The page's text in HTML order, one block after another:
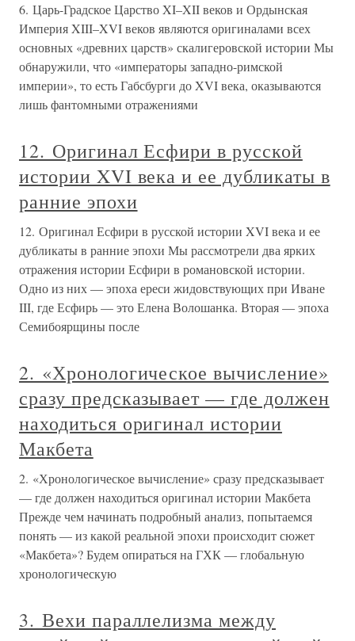
6. Царь-Градское Царство XI–XII веков и Ордынская
Империя XIII–XVI веков являются оригиналами всех
основных «древних царств» скалигеровской истории Мы
обнаружили, что «императоры западно-римской
империи», то есть Габсбурги до XVI века, оказываются
лишь фантомными отражениями
12. Оригинал Есфири в русской
истории XVI века и ее дубликаты в
ранние эпохи
12. Оригинал Есфири в русской истории XVI века и ее
дубликаты в ранние эпохи Мы рассмотрели два ярких
отражения истории Есфири в романовской истории.
Одно из них — эпоха ереси жидовствующих при Иване
III, где Есфирь — это Елена Волошанка. Вторая — эпоха
Семибоярщины после
2. «Хронологическое вычисление»
сразу предсказывает — где должен
находиться оригинал истории
Макбета
2. «Хронологическое вычисление» сразу предсказывает
— где должен находиться оригинал истории Макбета
Прежде чем начинать подробный анализ, попытаемся
понять — из какой реальной эпохи происходит сюжет
«Макбета»? Будем опираться на ГХК — глобальную
хронологическую
3. Вехи параллелизма между